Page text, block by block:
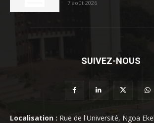
7 août 2026
SUIVEZ-NOUS
Localisation : Rue de l'Université, Ngoa